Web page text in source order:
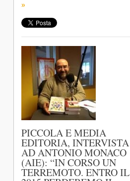
PICCOLA E MEDIA
EDITORIA, INTERVISTA
AD ANTONIO MONACO
(AIE): “IN CORSO UN
TERREMOTO. ENTRO IL